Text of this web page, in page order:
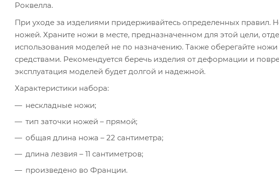
Роквелла.
При уходе за изделиями придерживайтесь определенных правил.
ножей. Храните ножи в месте, предназначенном для этой цели,
использования моделей не по назначению. Также оберегайте
средствами. Рекомендуется беречь изделия от деформации и
эксплуатация моделей будет долгой и надежной.
Характеристики набора:
нескладные ножи;
тип заточки ножей – прямой;
общая длина ножа – 22 сантиметра;
длина лезвия – 11 сантиметров;
произведено во Франции.